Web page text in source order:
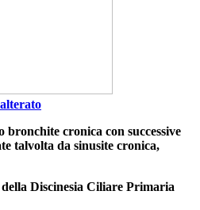
bronchite cronica con successive
talvolta da sinusite cronica,
Discinesia Ciliare Primaria